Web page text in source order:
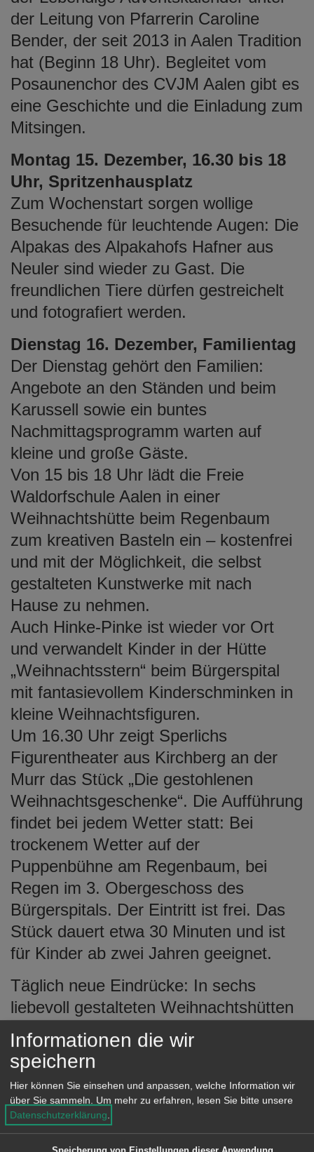
der Leitung von Pfarrerin Caroline
Bender, der seit 2013 in Aalen Tradition
hat (Beginn 18 Uhr). Begleitet vom
Posaunenchor des CVJM Aalen gibt es
eine Geschichte und die Einladung zum
Mitsingen.
Montag 15. Dezember, 16.30 bis 18
Uhr, Spritzenhausplatz
Zum Wochenstart sorgen wollige
Besuchende für leuchtende Augen: Die
Alpakas des Alpakahofs Hafner aus
Neuler sind wieder zu Gast. Die
freundlichen Tiere dürfen gestreichelt
und fotografiert werden.
Dienstag 16. Dezember, Familientag
Der Dienstag gehört den Familien:
Angebote an den Ständen und beim
Karussell sowie ein buntes
Nachmittagsprogramm warten auf
kleine und große Gäste.
Von 15 bis 18 Uhr lädt die Freie
Waldorfschule Aalen in einer
Weihnachtshütte beim Regenbaum
zum kreativen Basteln ein – kostenfrei
und mit der Möglichkeit, die selbst
gestalteten Kunstwerke mit nach
Hause zu nehmen.
Auch Hinke-Pinke ist wieder vor Ort
und verwandelt Kinder in der Hütte
„Weihnachtsstern“ beim Bürgerspital
mit fantasievollem Kinderschminken in
kleine Weihnachtsfiguren.
Um 16.30 Uhr zeigt Sperlichs
Figurentheater aus Kirchberg an der
Murr das Stück „Die gestohlenen
Weihnachtsgeschenke“. Die Aufführung
findet bei jedem Wetter statt: Bei
trockenem Wetter auf der
Puppenbühne am Regenbaum, bei
Regen im 3. Obergeschoss des
Bürgerspitals. Der Eintritt ist frei. Das
Stück dauert etwa 30 Minuten und ist
für Kinder ab zwei Jahren geeignet.
Täglich neue Eindrücke: In sechs
liebevoll gestalteten Weihnachtshütten
wechseln die Angebote und sorgen für
Entdeckungen
Mit großer Leidenschaft präsentieren
Kunsthandwerker, Vereine, Schulen
und Kitas ihre Werke und Aktionen.
Besucherinnen und Besucher dürfen
Informationen die wir
speichern
Hier können Sie einsehen und anpassen, welche Information wir
über Sie sammeln. Um mehr zu erfahren, lesen Sie bitte unsere
Datenschutzerklärung.